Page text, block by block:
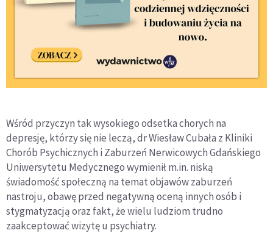
Wśród przyczyn tak wysokiego odsetka chorych na
depresję, którzy się nie leczą, dr Wiesław Cubała z Kliniki
Chorób Psychicznych i Zaburzeń Nerwicowych Gdańskiego
Uniwersytetu Medycznego wymienił m.in. niską
świadomość społeczną na temat objawów zaburzeń
nastroju, obawę przed negatywną oceną innych osób i
stygmatyzacją oraz fakt, że wielu ludziom trudno
zaakceptować wizytę u psychiatry.